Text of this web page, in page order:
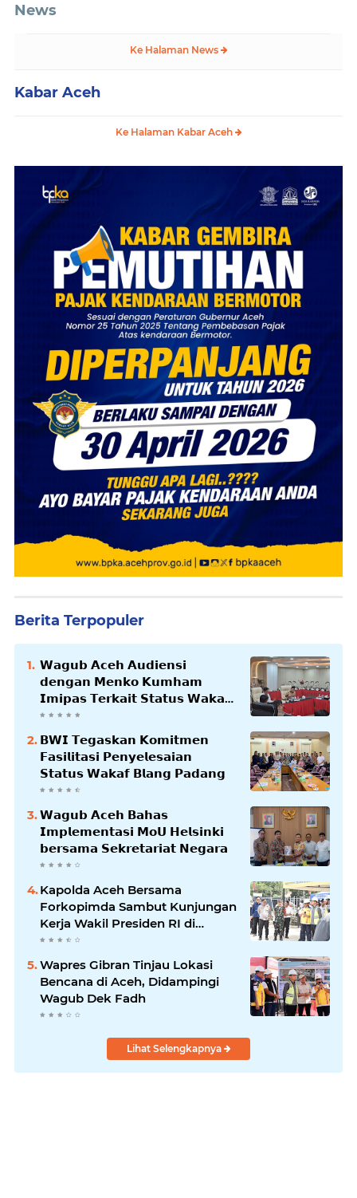
News
Ke Halaman News
Kabar Aceh
Ke Halaman Kabar Aceh
Berita Terpopuler
𝗪𝗮𝗴𝘂𝗯 𝗔𝗰𝗲𝗵 𝗔𝘂𝗱𝗶𝗲𝗻𝘀𝗶
𝗱𝗲𝗻𝗴𝗮𝗻 𝗠𝗲𝗻𝗸𝗼 𝗞𝘂𝗺𝗵𝗮𝗺
𝗜𝗺𝗶𝗽𝗮𝘀 𝗧𝗲𝗿𝗸𝗮𝗶𝘁 𝗦𝘁𝗮𝘁𝘂𝘀 𝗪𝗮𝗸𝗮𝗳
𝗕𝗹𝗮𝗻𝗴𝗽𝗮𝗱𝗮𝗻𝗴
𝗕𝗪𝗜 𝗧𝗲𝗴𝗮𝘀𝗸𝗮𝗻 𝗞𝗼𝗺𝗶𝘁𝗺𝗲𝗻
𝗙𝗮𝘀𝗶𝗹𝗶𝘁𝗮𝘀𝗶 𝗣𝗲𝗻𝘆𝗲𝗹𝗲𝘀𝗮𝗶𝗮𝗻
𝗦𝘁𝗮𝘁𝘂𝘀 𝗪𝗮𝗸𝗮𝗳 𝗕𝗹𝗮𝗻𝗴 𝗣𝗮𝗱𝗮𝗻𝗴
𝗪𝗮𝗴𝘂𝗯 𝗔𝗰𝗲𝗵 𝗕𝗮𝗵𝗮𝘀
𝗜𝗺𝗽𝗹𝗲𝗺𝗲𝗻𝘁𝗮𝘀𝗶 𝗠𝗼𝗨 𝗛𝗲𝗹𝘀𝗶𝗻𝗸𝗶
𝗯𝗲𝗿𝘀𝗮𝗺𝗮 𝗦𝗲𝗸𝗿𝗲𝘁𝗮𝗿𝗶𝗮𝘁 𝗡𝗲𝗴𝗮𝗿𝗮
Kapolda Aceh Bersama
Forkopimda Sambut Kunjungan
Kerja Wakil Presiden RI di
Kabupaten Bireuen
Wapres Gibran Tinjau Lokasi
Bencana di Aceh, Didampingi
Wagub Dek Fadh
Lihat Selengkapnya